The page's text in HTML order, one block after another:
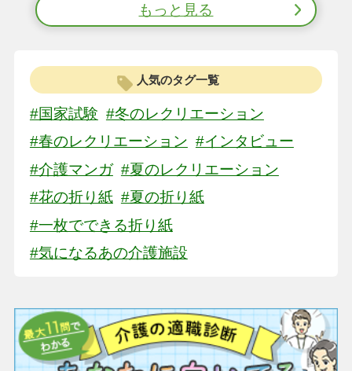
もっと見る
人気のタグ一覧
#国家試験 #冬のレクリエーション
#春のレクリエーション #インタビュー
#介護マンガ #夏のレクリエーション
#花の折り紙 #夏の折り紙
#一枚でできる折り紙
#気になるあの介護施設